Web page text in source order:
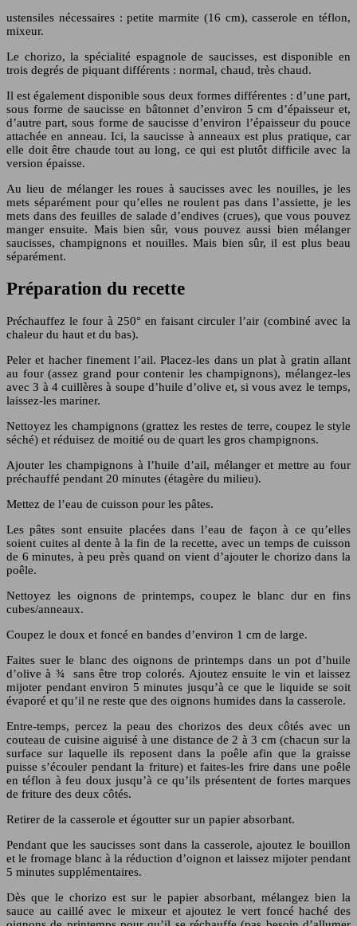
ustensiles nécessaires : petite marmite (16 cm), casserole en téflon,
mixeur.
Le chorizo, la spécialité espagnole de saucisses, est disponible en
trois degrés de piquant différents : normal, chaud, très chaud.
Il est également disponible sous deux formes différentes : d’une part,
sous forme de saucisse en bâtonnet d’environ 5 cm d’épaisseur et,
d’autre part, sous forme de saucisse d’environ l’épaisseur du pouce
attachée en anneau. Ici, la saucisse à anneaux est plus pratique, car
elle doit être chaude tout au long, ce qui est plutôt difficile avec la
version épaisse.
Au lieu de mélanger les roues à saucisses avec les nouilles, je les
mets séparément pour qu’elles ne roulent pas dans l’assiette, je les
mets dans des feuilles de salade d’endives (crues), que vous pouvez
manger ensuite. Mais bien sûr, vous pouvez aussi bien mélanger
saucisses, champignons et nouilles. Mais bien sûr, il est plus beau
séparément.
Préparation du recette
Préchauffez le four à 250° en faisant circuler l’air (combiné avec la
chaleur du haut et du bas).
Peler et hacher finement l’ail. Placez-les dans un plat à gratin allant
au four (assez grand pour contenir les champignons), mélangez-les
avec 3 à 4 cuillères à soupe d’huile d’olive et, si vous avez le temps,
laissez-les mariner.
Nettoyez les champignons (grattez les restes de terre, coupez le style
séché) et réduisez de moitié ou de quart les gros champignons.
Ajouter les champignons à l’huile d’ail, mélanger et mettre au four
préchauffé pendant 20 minutes (étagère du milieu).
Mettez de l’eau de cuisson pour les pâtes.
Les pâtes sont ensuite placées dans l’eau de façon à ce qu’elles
soient cuites al dente à la fin de la recette, avec un temps de cuisson
de 6 minutes, à peu près quand on vient d’ajouter le chorizo dans la
poêle.
Nettoyez les oignons de printemps, coupez le blanc dur en fins
cubes/anneaux.
Coupez le doux et foncé en bandes d’environ 1 cm de large.
Faites suer le blanc des oignons de printemps dans un pot d’huile
d’olive à ¾ sans être trop colorés. Ajoutez ensuite le vin et laissez
mijoter pendant environ 5 minutes jusqu’à ce que le liquide se soit
évaporé et qu’il ne reste que des oignons humides dans la casserole.
Entre-temps, percez la peau des chorizos des deux côtés avec un
couteau de cuisine aiguisé à une distance de 2 à 3 cm (chacun sur la
surface sur laquelle ils reposent dans la poêle afin que la graisse
puisse s’écouler pendant la friture) et faites-les frire dans une poêle
en téflon à feu doux jusqu’à ce qu’ils présentent de fortes marques
de friture des deux côtés.
Retirer de la casserole et égoutter sur un papier absorbant.
Pendant que les saucisses sont dans la casserole, ajoutez le bouillon
et le fromage blanc à la réduction d’oignon et laissez mijoter pendant
5 minutes supplémentaires.
Dès que le chorizo est sur le papier absorbant, mélangez bien la
sauce au caillé avec le mixeur et ajoutez le vert foncé haché des